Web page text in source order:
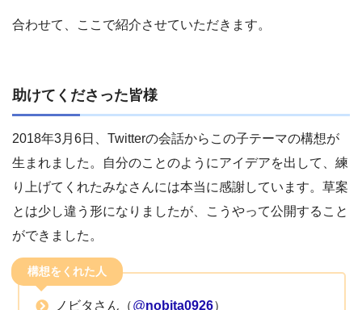
合わせて、ここで紹介させていただきます。
助けてくださった皆様
2018年3月6日、Twitterの会話からこの子テーマの構想が
生まれました。自分のことのようにアイデアを出して、練
り上げてくれたみなさんには本当に感謝しています。草案
とは少し違う形になりましたが、こうやって公開すること
ができました。
構想をくれた人
ノビタさん（@nobita0926）